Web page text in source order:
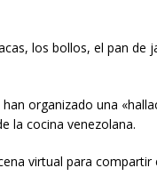
los bollos, el pan de
organizado una
la cocina venezolana.
virtual para compartir